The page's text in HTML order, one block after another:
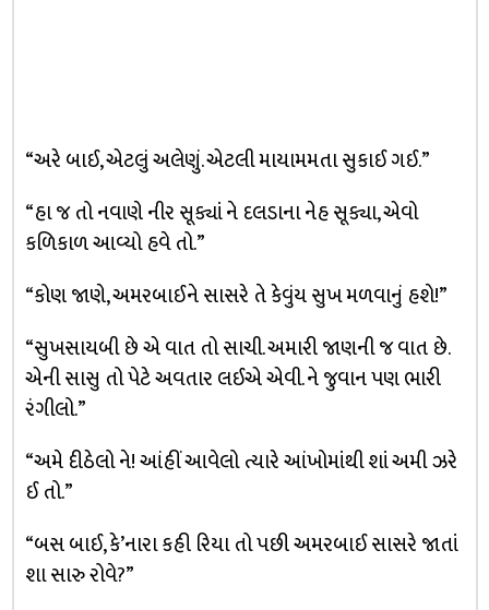
“અરે બાઈ, એટલું અલેણું. એટલી માયામમતા સુકાઈ ગઈ.”
“હા જ તો નવાણે નીર સૂક્યાં ને દલડાના નેહ સૂક્યા, એવો
કળિકાળ આવ્યો હવે તો.”
“કોણ જાણે, અમરબાઈને સાસરે તે કેવુંય સુખ મળવાનું હશે!”
“સુખસાયબી છે એ વાત તો સાચી. અમારી જાણની જ વાત છે.
એની સાસુ તો પેટે અવતાર લઈએ એવી. ને જુવાન પણ ભારી
રંગીલો.”
“અમે દીઠેલો ને! આંહીં આવેલો ત્યારે આંખોમાંથી શાં અમી ઝરે
ઈ તો.”
“બસ બાઈ, કે’નારા કહી રિયા તો પછી અમરબાઈ સાસરે જાતાં
શા સારુ રોવે?”